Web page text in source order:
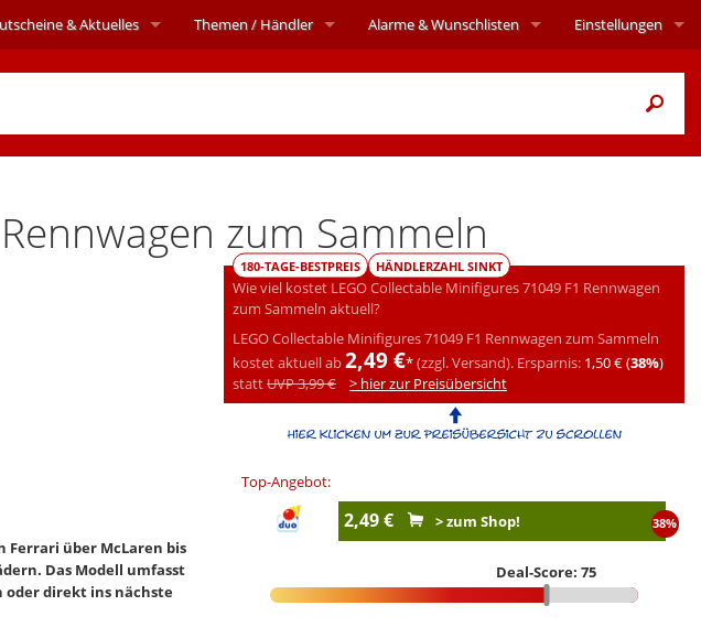
zum Sammeln
180-TAGE-BESTPREIS HÄNDLERZAHL SINKT
Wie viel kostet LEGO Collectable Minifigures 71049 F1 Rennwagen
zum Sammeln aktuell?
LEGO Collectable Minifigures 71049 F1 Rennwagen zum Sammeln
kostet aktuell ab2,49 €*(zzgl. Versand). Ersparnis: 1,50 € (38%)
stattUVP 3,99 € > hier zur Preisübersicht
Top-Angebot:
2,49 € 38%
> zum Shop!
Deal-Score: 75
Ferrari über McLaren bis
Das Modell umfasst
oder direkt ins nächste
&Aktuelles Themen/ Händler Alarme& Wunschlisten Einstellungen